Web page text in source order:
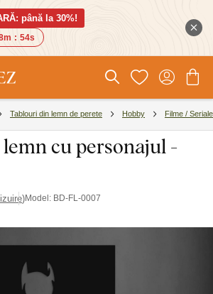
până la 30%!
: 53s
Tablouri din lemn de perete Hobby Filme / Seriale
cu personajul -
)Model: BD-FL-0007